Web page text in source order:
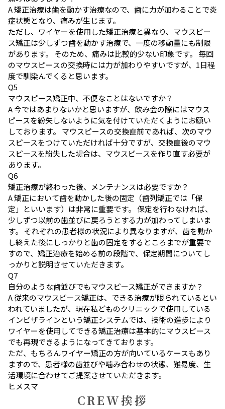
A矯正治療は歯を動かす治療なので、歯に力が加わることで炎
症状態となり、痛みが生じます。
ただし、ワイヤーを使用した矯正治療と異なり、マウスピー
ス矯正は少しずつ歯を動かす治療で、一度の移動量にも制限
があります。 そのため、痛みは比較的少ない印象です。 毎回
のマウスピースの交換時には力が加わりやすいですが、1日程
度で馴染んでくると思います。
Q5
マウスピース矯正中、不便なことはないですか？
A今ではあまりないかと思いますが、飲み会の際にはマウス
ピースを紛失しないように気を付けていただくようにお願い
しております。 マウスピースの交換直前であれば、次のマウ
スピースをつけていただければ十分ですが、交換直後のマウ
スピースを紛失した場合は、マウスピースを作り直す必要が
あります。
Q6
矯正治療が終わった後、メンテナンスは必要ですか？
A矯正において歯を動かした後の固定（歯列矯正では「保
定」といいます）は非常に重要です。 保定を行わなければ、
少しずつ以前の歯並びに戻ろうとする力が加わってしまいま
す。 それぞれの患者様の状況により異なりますが、歯を動か
し終えた後にしっかりと歯の固定をするところまでが重要で
すので、矯正治療を始める前の段階で、保定期間についてし
っかりと説明させていただきます。
Q7
自分のような歯並びでもマウスピース矯正ができますか？
A従来のマウスピース矯正は、できる治療が限られているとい
われていましたが、現在私どものクリニックで使用している
インビザラインという矯正システムでは、技術の進歩により
ワイヤーを使用してできる矯正治療は基本的にマウスピース
でも再現できるようになってきております。
ただ、もちろんワイヤー矯正の方が向いているケースもあり
ますので、患者様の歯並びや噛み合わせの状態、難易度、生
活環境に合わせてご提案させていただきます。
ヒメスマ
CREW挨拶